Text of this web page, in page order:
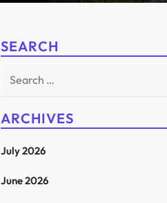
SEARCH
Search
ARCHIVES
July 2026
June 2026